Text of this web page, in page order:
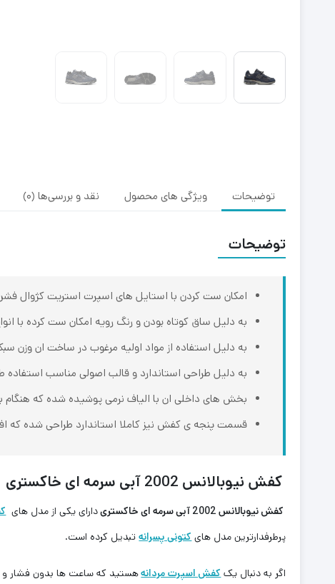
توضیحات ویژگی های محصول نقد و بررسی‌ها (0)
توضیحات
امکان ست کردن با استایل های اسپرت استریت کژوال
به دلیل ساق کوتاه بودن و رنگ رویه امکان ست کرده با
به دلیل استفاده از مواد اولیه مرغوب در ساخت ان وزن
به دلیل طراحی استاندارد و قالب اصولی مناسب
بخش های داخلی ان با الیاف نرمی پوشیده شده که
قسمت پنجه ی کفش نیز کاملا استاندارد طراحی شده که
کفش نیوبالانس 2002 آبی سرمه ای خاکستری
کفش نیوبالانس 2002 آبی سرمه ای خاکستری دارای یکی از مدل های
پرطرفدارترین مدل های کتونی پسرانهتبدیل کرده است.
اگر به دنبال یک ‌‌ کفش اسپرت مردانههستید که ساعت ها بدون فشار و